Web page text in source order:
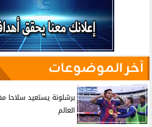
آخر الموضوعات
برشلونة يستعيد
العالم